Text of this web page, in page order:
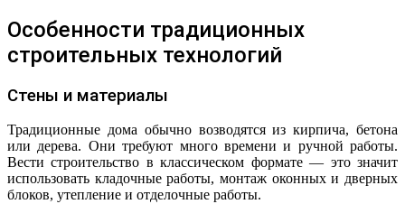
Особенности традиционных
строительных технологий
Стены и материалы
Традиционные дома обычно возводятся из кирпича, бетона
или дерева. Они требуют много времени и ручной работы.
Вести строительство в классическом формате — это значит
использовать кладочные работы, монтаж оконных и дверных
блоков, утепление и отделочные работы.